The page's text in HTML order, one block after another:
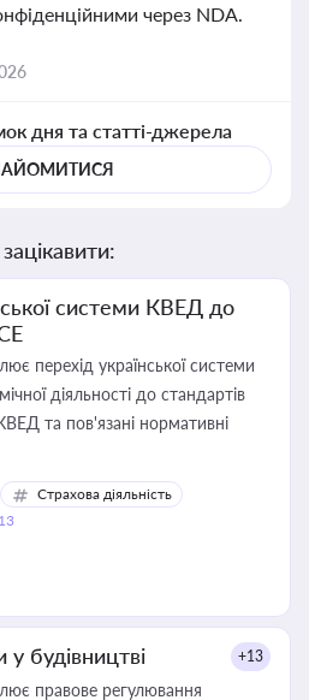
через NDA.
дня та статті-джерела
системи КВЕД до
перехід української системи
діяльності до стандартів
та пов'язані нормативні
Страхова діяльність
будівництві +13
правове регулювання